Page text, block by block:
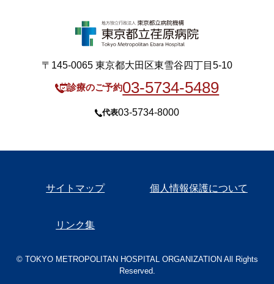
〒145-0065 東京都大田区東雪谷四丁目5-10
診療のご予約03-5734-5489
代表03-5734-8000
サイトマップ 個人情報保護について
リンク集
© TOKYO METROPOLITAN HOSPITAL ORGANIZATION All Rights
Reserved.